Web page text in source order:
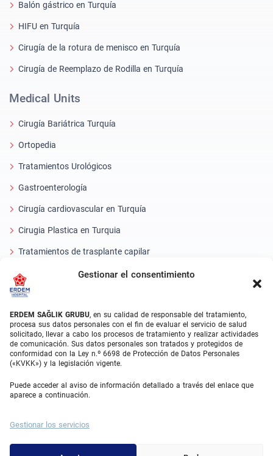
Gestionar el consentimiento
ERDEM SAĞLIK GRUBU, en su calidad de responsable del tratamiento,
procesa sus datos personales con el fin de evaluar el servicio de salud
solicitado, llevar a cabo los procesos de tratamiento y realizar actividades
de comunicación. Sus datos personales son tratados y protegidos de
conformidad con la Ley n.º 6698 de Protección de Datos Personales
(«KVKK») y la legislación vigente.
Puede acceder al aviso de información detallado a través del enlace que
aparece a continuación.
Gestionar los servicios
Balón gástrico en Turquía
HIFU en Turquía
Cirugía de la rotura de menisco en Turquía
Cirugía de Reemplazo de Rodilla en Turquía
Medical Units
Cirugía Bariátrica Turquía
Ortopedia
Tratamientos Urológicos
Gastroenterología
Cirugía cardiovascular en Turquía
Cirugia Plastica en Turquia
Tratamientos de trasplante capilar
Tratamientos Dentales Turquía
Láser Ocular
About Erdem
Quiénes somos
Unidades Médicas
Equipo médico